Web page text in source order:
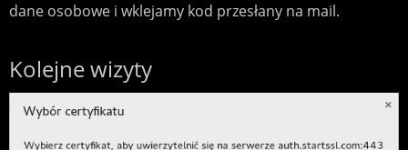
dane osobowe i wklejamy kod przesłany na mail.
Kolejne wizyty